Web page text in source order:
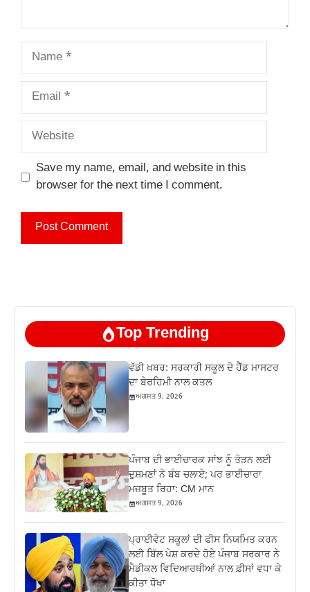
Name
Email
Website
Save my name, email, and website in this
browser for the next time I comment.
Top Trending
ਵੱਡੀ ਖ਼ਬਰ: ਸਰਕਾਰੀ ਸਕੂਲ ਦੇ ਹੈੱਡ ਮਾਸਟਰ
ਦਾ ਬੇਰਹਿਮੀ ਨਾਲ ਕਤਲ
ਅਗਸਤ 9, 2026
ਪੰਜਾਬ ਦੀ ਭਾਈਚਾਰਕ ਸਾਂਝ ਨੂੰ ਤੋੜਨ ਲਈ
ਦੁਸ਼ਮਣਾਂ ਨੇ ਬੰਬ ਚਲਾਏ; ਪਰ ਭਾਈਚਾਰਾ
ਮਜ਼ਬੂਤ ਰਿਹਾ: CM ਮਾਨ
ਅਗਸਤ 9, 2026
ਪ੍ਰਾਈਵੇਟ ਸਕੂਲਾਂ ਦੀ ਫੀਸ ਨਿਯਮਿਤ ਕਰਨ
ਲਈ ਬਿੱਲ ਪੇਸ਼ ਕਰਦੇ ਹੋਏ ਪੰਜਾਬ ਸਰਕਾਰ ਨੇ
ਮੈਡੀਕਲ ਵਿਦਿਆਰਥੀਆਂ ਨਾਲ ਫ਼ੀਸਾਂ ਵਧਾ ਕੇ
ਕੀਤਾ ਧੋਖਾ